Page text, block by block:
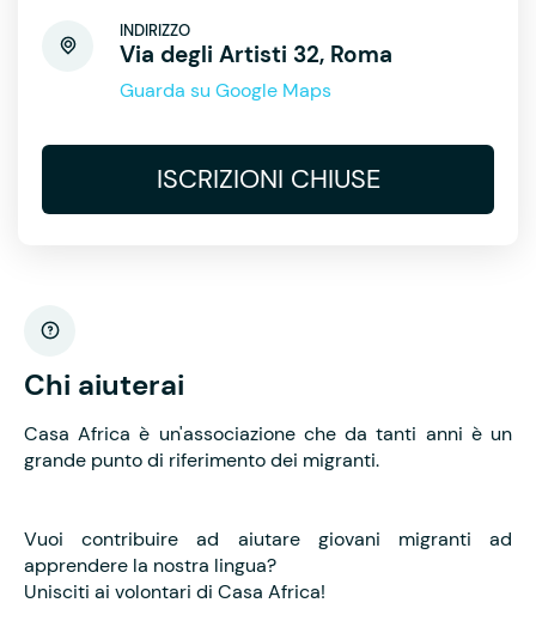
INDIRIZZO
Via degli Artisti 32, Roma
Guarda su Google Maps
ISCRIZIONI CHIUSE
Chi aiuterai
Casa Africa è un'associazione che da tanti anni è un
grande punto di riferimento dei migranti.
Vuoi contribuire ad aiutare giovani migranti ad
apprendere la nostra lingua?
Unisciti ai volontari di Casa Africa!